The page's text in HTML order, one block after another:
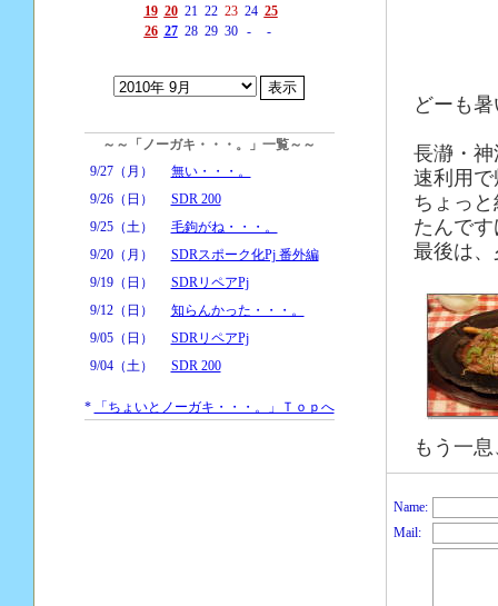
19 20 21 22 23 24 25
26 27 28 29 30 - -
～～「ノーガキ・・・。」一覧～～
9/27（月）
無い・・・。
9/26（日）
SDR 200
9/25（土）
毛鉤がね・・・。
9/20（月）
SDRスポーク化Pj 番外編
9/19（日）
SDRリペアPj
9/12（日）
知らんかった・・・。
9/05（日）
SDRリペアPj
9/04（土）
SDR 200
* 「ちょいとノーガキ・・・。」Ｔｏｐへ
どーも
長瀞・
速利用
ちょっ
たんで
最後は
もう一
Name:
Mail: